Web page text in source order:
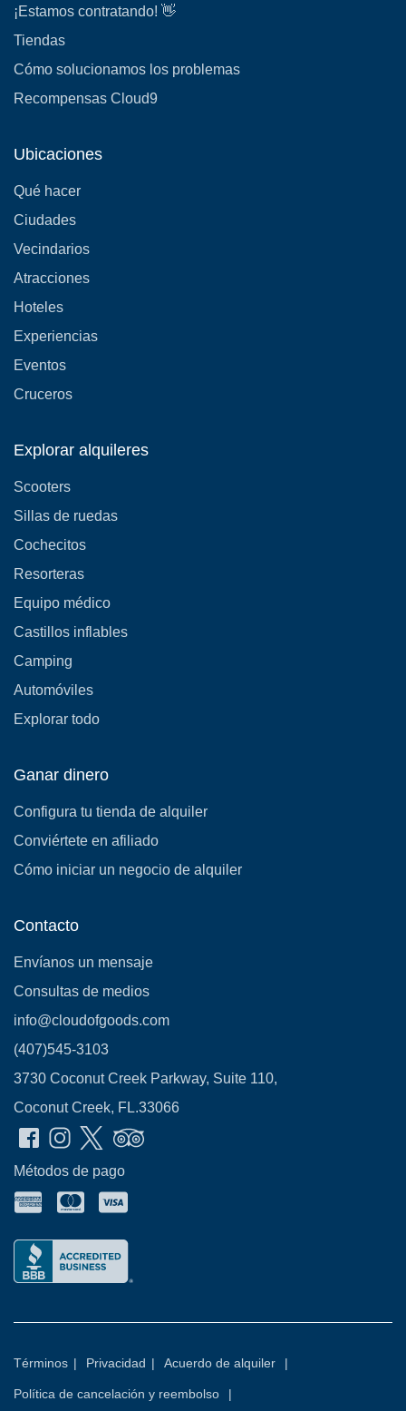
¡Estamos contratando! 👋
Tiendas
Cómo solucionamos los problemas
Recompensas Cloud9
Ubicaciones
Qué hacer
Ciudades
Vecindarios
Atracciones
Hoteles
Experiencias
Eventos
Cruceros
Explorar alquileres
Scooters
Sillas de ruedas
Cochecitos
Resorteras
Equipo médico
Castillos inflables
Camping
Automóviles
Explorar todo
Ganar dinero
Configura tu tienda de alquiler
Conviértete en afiliado
Cómo iniciar un negocio de alquiler
Contacto
Envíanos un mensaje
Consultas de medios
info@cloudofgoods.com
(407)545-3103
3730 Coconut Creek Parkway, Suite 110,
Coconut Creek, FL.33066
Métodos de pago
Términos | Privacidad | Acuerdo de alquiler |
Política de cancelación y reembolso |